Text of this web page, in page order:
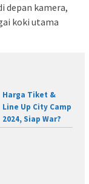
depan kamera,
koki utama
Harga Tiket &
Line Up City Camp
2024, Siap War?